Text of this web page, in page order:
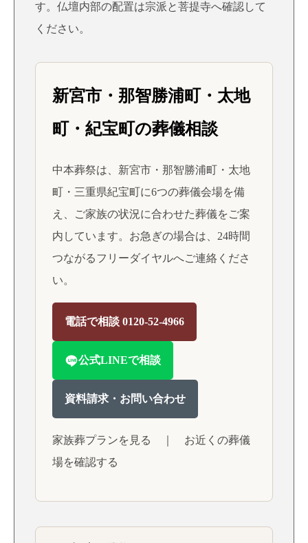
す。仏壇内部の配置は宗派と菩提寺へ確認して
ください。
新宮市・那智勝浦町・太地
町・紀宝町の葬儀相談
中本葬祭は、新宮市・那智勝浦町・太地
町・三重県紀宝町に6つの葬儀会場を備
え、ご家族の状況に合わせた葬儀をご案
内しています。お急ぎの場合は、24時間
つながるフリーダイヤルへご連絡くださ
い。
電話で相談 0120-52-4966
公式LINEで相談
資料請求・お問い合わせ
家族葬プランを見る
お近くの葬儀
場を確認する